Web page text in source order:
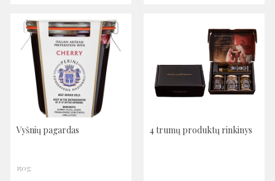
Vyšnių pagardas
150g
4 trumų produktų rinkinys